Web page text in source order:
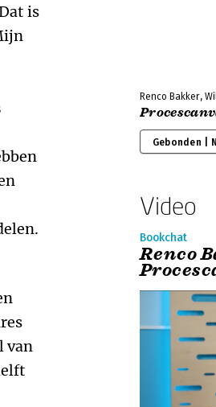
is
van
Renco Bakker,
Gebonden |
Video
Bookchat
Renco